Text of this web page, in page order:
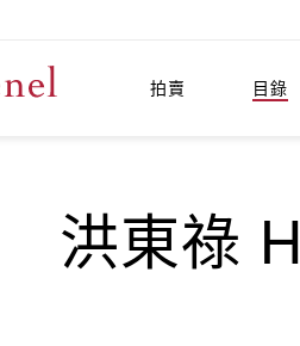
拍賣 目錄
洪東祿